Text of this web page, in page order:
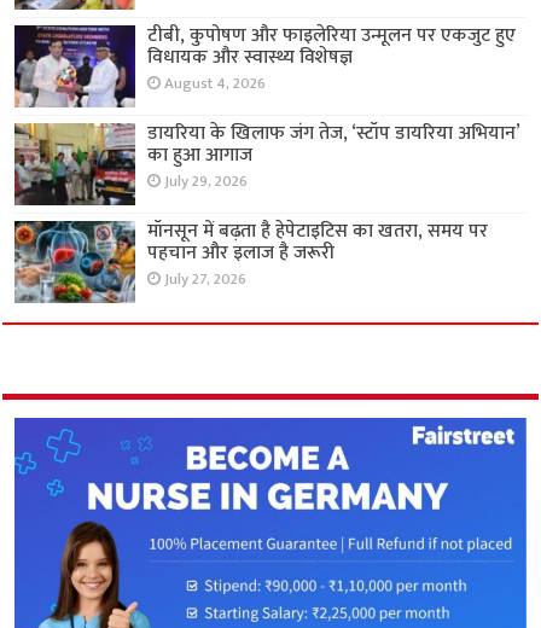
टीबी, कुपोषण और फाइलेरिया उन्मूलन पर एकजुट हुए
विधायक और स्वास्थ्य विशेषज्ञ
August 4, 2026
डायरिया के खिलाफ जंग तेज, ‘स्टॉप डायरिया अभियान’
का हुआ आगाज
July 29, 2026
मॉनसून में बढ़ता है हेपेटाइटिस का खतरा, समय पर
पहचान और इलाज है जरूरी
July 27, 2026